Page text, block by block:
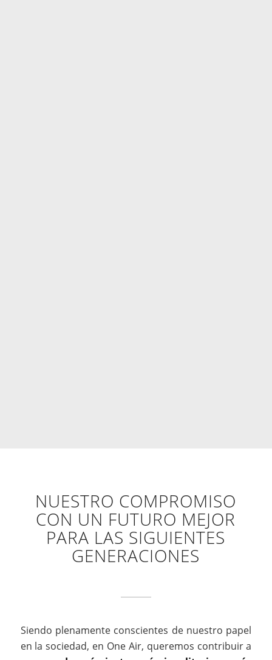
NUESTRO COMPROMISO
CON UN FUTURO MEJOR
PARA LAS SIGUIENTES
GENERACIONES
Siendo plenamente conscientes de nuestro papel
en la sociedad, en One Air, queremos contribuir a